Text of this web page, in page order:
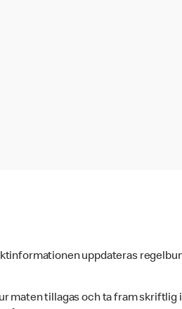
uppdateras
maten tillagas och ta fram